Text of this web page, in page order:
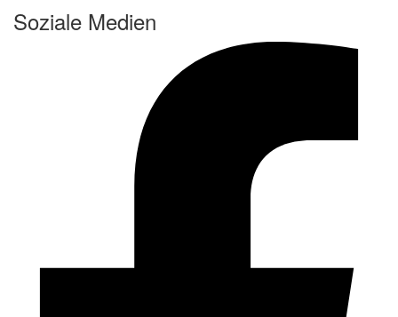
Soziale Medien